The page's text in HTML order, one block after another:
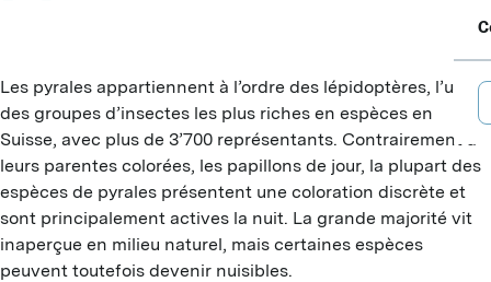
Les pyrales appartiennent à l’ordre des lépidoptères, l’un
des groupes d’insectes les plus riches en espèces en
Suisse, avec plus de 3’700 représentants. Contrairement à
leurs parentes colorées, les papillons de jour, la plupart des
espèces de pyrales présentent une coloration discrète et
sont principalement actives la nuit. La grande majorité vit
inaperçue en milieu naturel, mais certaines espèces
peuvent toutefois devenir nuisibles.